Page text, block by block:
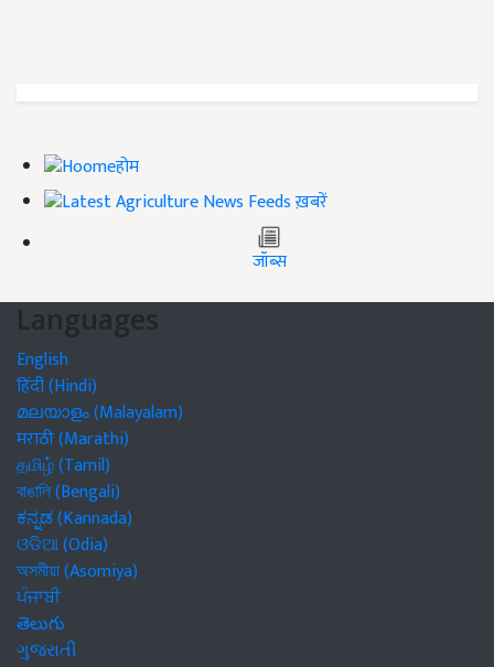
होम
ख़बरें
जॉब्स
Languages
English
हिंदी (Hindi)
മലയാളം (Malayalam)
मराठी (Marathi)
தமிழ் (Tamil)
বাঙালি (Bengali)
ಕನ್ನಡ (Kannada)
ଓଡିଆ (Odia)
অসমীয়া (Asomiya)
ਪੰਜਾਬੀ
తెలుగు
ગુજરાતી